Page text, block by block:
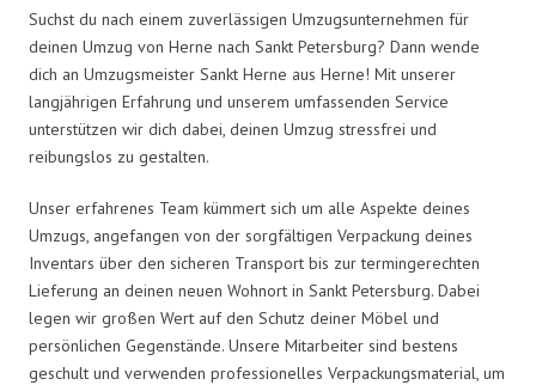
Suchst du nach einem zuverlässigen Umzugsunternehmen für
deinen Umzug von Herne nach Sankt Petersburg? Dann wende
dich an Umzugsmeister Sankt Herne aus Herne! Mit unserer
langjährigen Erfahrung und unserem umfassenden Service
unterstützen wir dich dabei, deinen Umzug stressfrei und
reibungslos zu gestalten.
Unser erfahrenes Team kümmert sich um alle Aspekte deines
Umzugs, angefangen von der sorgfältigen Verpackung deines
Inventars über den sicheren Transport bis zur termingerechten
Lieferung an deinen neuen Wohnort in Sankt Petersburg. Dabei
legen wir großen Wert auf den Schutz deiner Möbel und
persönlichen Gegenstände. Unsere Mitarbeiter sind bestens
geschult und verwenden professionelles Verpackungsmaterial, um